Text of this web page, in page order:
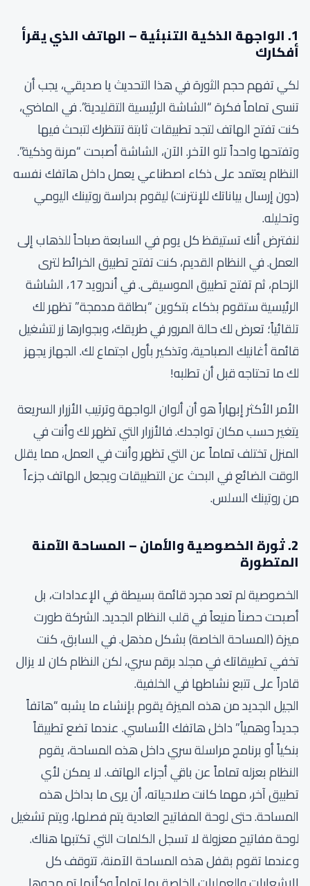
1. الواجهة الذكية التنبئية – الهاتف الذي يقرأ
أفكارك
لكي تفهم حجم الثورة في هذا التحديث يا صديقي، يجب أن
تنسى تماماً فكرة “الشاشة الرئيسية التقليدية”. في الماضي،
كنت تفتح الهاتف لتجد تطبيقات ثابتة تنتظرك لتبحث فيها
وتفتحها واحداً تلو الآخر. الآن، الشاشة أصبحت “مرنة وذكية”.
النظام يعتمد على ذكاء اصطناعي يعمل داخل هاتفك نفسه
(دون إرسال بياناتك للإنترنت) ليقوم بدراسة روتينك اليومي
وتحليله.
لنفترض أنك تستيقظ كل يوم في السابعة صباحاً للذهاب إلى
العمل. في النظام القديم، كنت تفتح تطبيق الخرائط لترى
الزحام، ثم تفتح تطبيق الموسيقى. في أندرويد 17، الشاشة
الرئيسية ستقوم بذكاء بتكوين “بطاقة مدمجة” تظهر لك
تلقائياً؛ تعرض لك حالة المرور في طريقك، وبجوارها زر لتشغيل
قائمة أغانيك الصباحية، وتذكير بأول اجتماع لك. الجهاز يجهز
لك ما تحتاجه قبل أن تطلبه!
الأمر الأكثر إبهاراً هو أن ألوان الواجهة وترتيب الأزرار السريعة
يتغير حسب مكان تواجدك. فالأزرار التي تظهر لك وأنت في
المنزل تختلف تماماً عن التي تظهر وأنت في العمل، مما يقلل
الوقت الضائع في البحث عن التطبيقات ويجعل الهاتف جزءاً
من روتينك السلس.
2. ثورة الخصوصية والأمان – المساحة الآمنة
المتطورة
الخصوصية لم تعد مجرد قائمة بسيطة في الإعدادات، بل
أصبحت حصناً منيعاً في قلب النظام الجديد. الشركة طورت
ميزة (المساحة الخاصة) بشكل مذهل. في السابق، كنت
تخفي تطبيقاتك في مجلد برقم سري، لكن النظام كان لا يزال
قادراً على تتبع نشاطها في الخلفية.
الجيل الجديد من هذه الميزة يقوم بإنشاء ما يشبه “هاتفاً
جديداً وهمياً” داخل هاتفك الأساسي. عندما تضع تطبيقاً
بنكياً أو برنامج مراسلة سري داخل هذه المساحة، يقوم
النظام بعزله تماماً عن باقي أجزاء الهاتف. لا يمكن لأي
تطبيق آخر، مهما كانت صلاحياته، أن يرى ما بداخل هذه
المساحة. حتى لوحة المفاتيح العادية يتم فصلها، ويتم تشغيل
لوحة مفاتيح معزولة لا تسجل الكلمات التي تكتبها هناك.
وعندما تقوم بقفل هذه المساحة الآمنة، تتوقف كل